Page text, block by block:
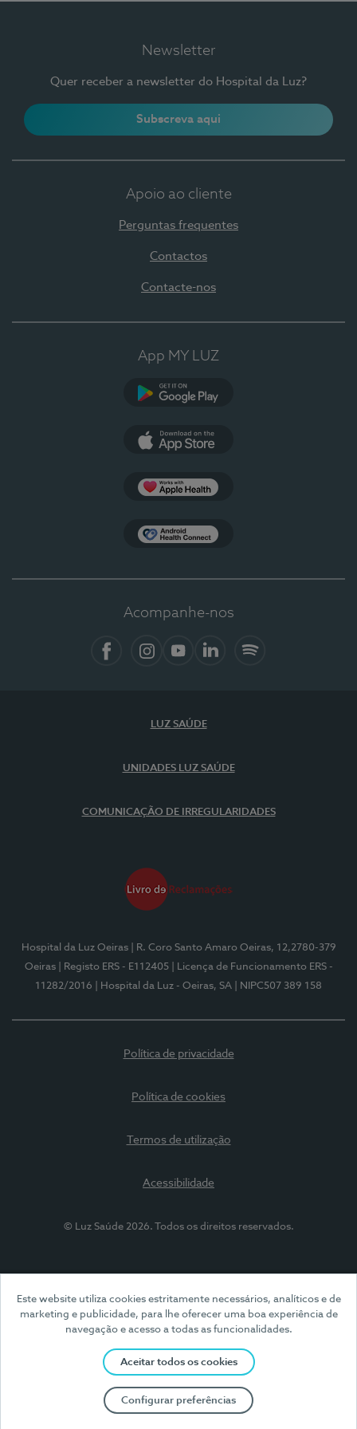
Este website utiliza cookies estritamente necessários, analíticos e de
marketing e publicidade, para lhe oferecer uma boa experiência de
navegação e acesso a todas as funcionalidades.
Aceitar todos os cookies
Configurar preferências
Newsletter
Quer receber a newsletter do Hospital da Luz?
Subscreva aqui
Apoio ao cliente
Perguntas frequentes
Contactos
Contacte-nos
App MY LUZ
Acompanhe-nos
LUZ SAÚDE
UNIDADES LUZ SAÚDE
COMUNICAÇÃO DE IRREGULARIDADES
Hospital da Luz Oeiras
| R. Coro Santo Amaro Oeiras, 12,2780-379
Oeiras
| Registo ERS - E112405
| Licença de Funcionamento ERS -
11282/2016
| Hospital da Luz - Oeiras, SA | NIPC507 389 158
Política de privacidade
Política de cookies
Termos de utilização
Acessibilidade
© Luz Saúde 2026. Todos os direitos reservados.